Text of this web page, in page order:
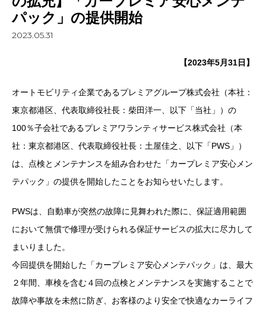
パック」の提供開始
2023.05.31
【2023年5月31日】
オートモビリティ企業であるプレミアグループ株式会社（本社：
東京都港区、代表取締役社長：柴田洋一、以下「当社」）の
100％子会社であるプレミアワランティサービス株式会社（本
社：東京都港区、代表取締役社長：土屋佳之、以下「PWS」）
は、点検とメンテナンスを組み合わせた「カープレミア安心メン
テパック」の提供を開始したことをお知らせいたします。
PWSは、自動車が突然の故障に見舞われた際に、保証適用範囲
において無償で修理が受けられる保証サービスの拡大に尽力して
まいりました。
今回提供を開始した「カープレミア安心メンテパック」は、最大
２年間、車検を含む４回の点検とメンテナンスを実施することで
故障や事故を未然に防ぎ、お客様のより安全で快適なカーライフ